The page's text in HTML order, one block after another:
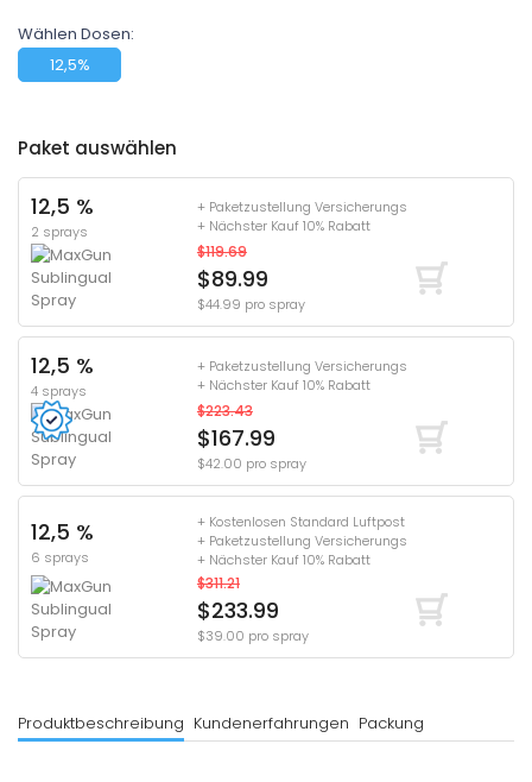
Wählen Dosen:
12,5%
Paket auswählen
12,5 %
2 sprays
+ Paketzustellung Versicherungs
+ Nächster Kauf 10% Rabatt
$119.69
$89.99
$44.99 pro spray
12,5 %
4 sprays
+ Paketzustellung Versicherungs
+ Nächster Kauf 10% Rabatt
$223.43
$167.99
$42.00 pro spray
12,5 %
6 sprays
+ Kostenlosen Standard Luftpost
+ Paketzustellung Versicherungs
+ Nächster Kauf 10% Rabatt
$311.21
$233.99
$39.00 pro spray
Produktbeschreibung Kundenerfahrungen Packung